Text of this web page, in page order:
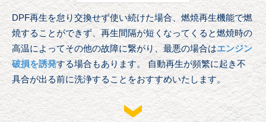
DPF再生を怠り交換せず使い続けた場合、燃焼再生機能で燃
焼することができず、再生間隔が短くなってくると燃焼時の
高温によってその他の故障に繋がり、最悪の場合はエンジン
破損を誘発する場合もあります。 自動再生が頻繁に起き不
具合が出る前に洗浄することをおすすめいたします。